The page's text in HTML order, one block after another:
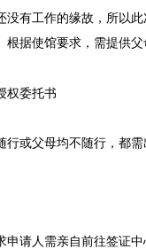
没有工作的缘故，所以
根据使馆要求，需提供
权委托书
行或父母均不随行，都
申请人需亲自前往签证